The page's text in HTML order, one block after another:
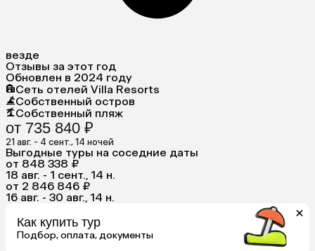
везде
Отзывы за этот год
Обновлен в 2024 году
Сеть отелей Villa Resorts
Собственный остров
Собственный пляж
от 735 840 ₽
21 авг. - 4 сент., 14 ночей
Выгодные туры на соседние даты
от 848 338 ₽
18 авг. - 1 сент., 14 н.
от 2 846 846 ₽
16 авг. - 30 авг., 14 н.
Как купить тур
Подбор, оплата, документы